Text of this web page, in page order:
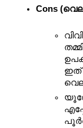
Cons
ഇത്